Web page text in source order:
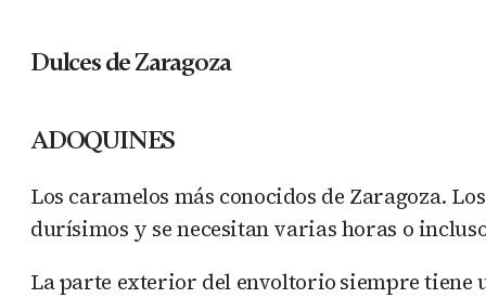
Dulces de Zaragoza
ADOQUINES
Los caramelos más conocidos de Zaragoza.
durísimos y se necesitan varias horas o
La parte exterior del envoltoriosiempre tiene